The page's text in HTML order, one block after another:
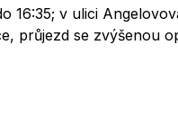
16:35; v ulici
průjezd se zvýšenou